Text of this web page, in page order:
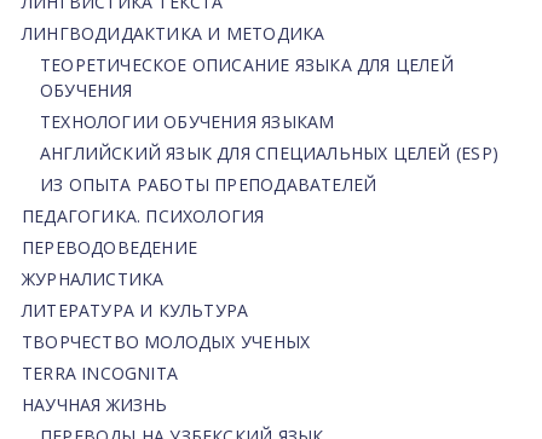
ЛИНГВОДИДАКТИКА И МЕТОДИКА
ТЕОРЕТИЧЕСКОЕ ОПИСАНИЕ ЯЗЫКА ДЛЯ ЦЕЛЕЙ
ОБУЧЕНИЯ
ТЕХНОЛОГИИ ОБУЧЕНИЯ ЯЗЫКАМ
АНГЛИЙСКИЙ ЯЗЫК ДЛЯ СПЕЦИАЛЬНЫХ ЦЕЛЕЙ (ESP)
ИЗ ОПЫТА РАБОТЫ ПРЕПОДАВАТЕЛЕЙ
ПЕДАГОГИКА. ПСИХОЛОГИЯ
ПЕРЕВОДОВЕДЕНИЕ
ЖУРНАЛИСТИКА
ЛИТЕРАТУРА И КУЛЬТУРА
ТВОРЧЕСТВО МОЛОДЫХ УЧЕНЫХ
TERRA INCOGNITA
НАУЧНАЯ ЖИЗНЬ